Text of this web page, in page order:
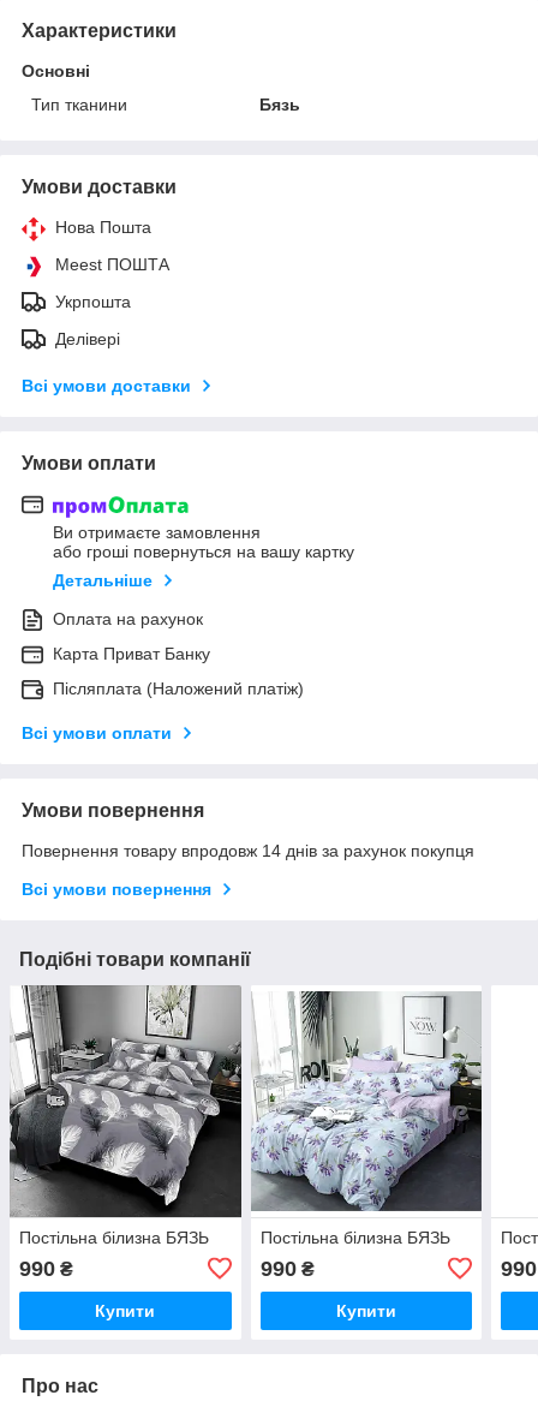
Характеристики
Основні
Тип тканини
Бязь
Умови доставки
Нова Пошта
Meest ПОШТА
Укрпошта
Делівері
Всі умови доставки
Умови оплати
Ви отримаєте замовлення
або гроші повернуться на вашу картку
Детальніше
Оплата на рахунок
Карта Приват Банку
Післяплата (Наложений платіж)
Всі умови оплати
Умови повернення
Повернення товару впродовж 14 днів за рахунок покупця
Всі умови повернення
Подібні товари компанії
Постільна білизна БЯЗЬ
990 ₴
Купити
Постільна білизна БЯЗЬ
990₴
Купити
990
Про нас